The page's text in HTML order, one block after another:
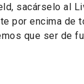
sacárselo al
por encima de
que ser de